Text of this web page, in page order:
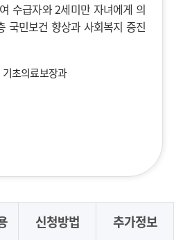
수급자와 2세미만 자녀에게 의
국민보건 향상과 사회복지 증진
초의료보장과
신청방법 추가정보